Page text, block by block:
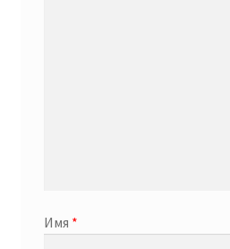
Имя *